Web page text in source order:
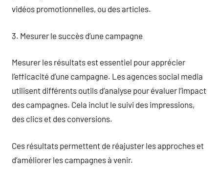
vidéos promotionnelles, ou des articles.
3. Mesurer le succès d’une campagne
Mesurer les résultats est essentiel pour apprécier
l’efficacité d’une campagne. Les agences social media
utilisent différents outils d’analyse pour évaluer l’impact
des campagnes. Cela inclut le suivi des impressions,
des clics et des conversions.
Ces résultats permettent de réajuster les approches et
d’améliorer les campagnes à venir.